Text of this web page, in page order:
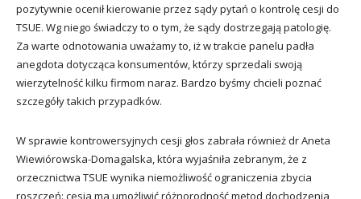
pozytywnie ocenił kierowanie przez sądy pytań o kontrolę cesji do
TSUE. Wg niego świadczy to o tym, że sądy dostrzegają patologię.
Za warte odnotowania uważamy to, iż w trakcie panelu padła
anegdota dotycząca konsumentów, którzy sprzedali swoją
wierzytelność kilku firmom naraz. Bardzo byśmy chcieli poznać
szczegóły takich przypadków.
W sprawie kontrowersyjnych cesji głos zabrała również dr Aneta
Wiewiórowska-Domagalska, która wyjaśniła zebranym, że z
orzecznictwa TSUE wynika niemożliwość ograniczenia zbycia
roszczeń: cesja ma umożliwić różnorodność metod dochodzenia